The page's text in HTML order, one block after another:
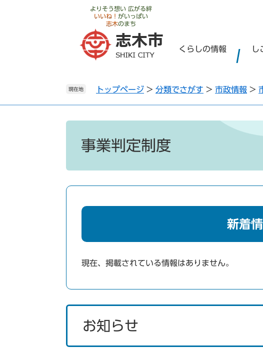
よりそう想い 広がる絆
いいね！ がいっぱい
志木のまち
くらしの情報 し
現在地 トップページ > 分類でさがす > 市政情報 >
事業判定制度
新着
現在、掲載されている情報はありません。
お知らせ